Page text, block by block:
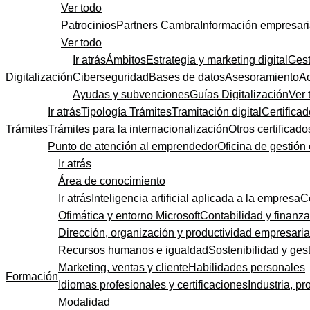
Ver todo
PatrociniosPartners Cambra Información
Ver todo
Digitalización
Ir atrásÁmbitosEstrategia y marketing digital
Ciberseguridad Bases de datosAsesoramiento
Ayudas y subvencionesGuías DigitalizaciónVer
Trámites
Ir atrásTipología TrámitesTramitación digital
Trámites para la internacionalizaciónOtros
Punto de atención al emprendedorOficina de gestión
Formación
Ir atrás
Área de conocimiento
Ir atrás Inteligencia artificial aplicada a la empresa
Ofimática y entorno MicrosoftContabilidad y
Dirección, organización y productividad
Recursos humanos e igualdadSostenibilidad y
Marketing, ventas y clienteHabilidades personales
Idiomas profesionales y certificaciones Industria,
Modalidad